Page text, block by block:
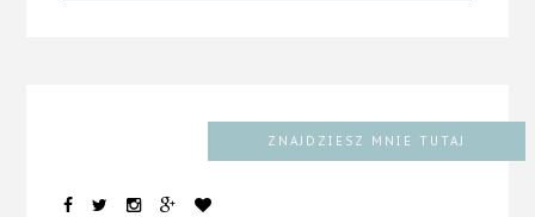
ZNAJDZIESZ MNIE TUTAJ